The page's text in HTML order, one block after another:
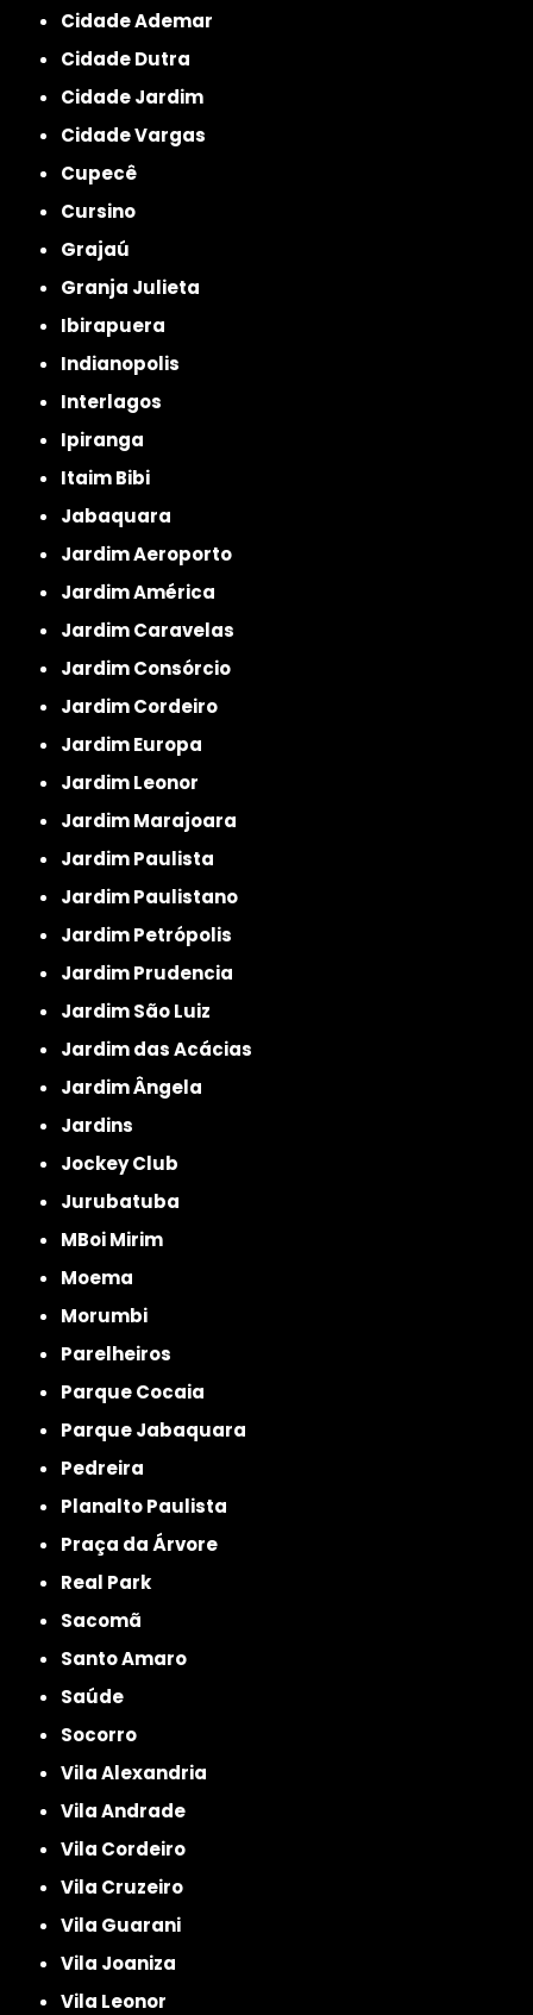
Cidade Ademar
Cidade Dutra
Cidade Jardim
Cidade Vargas
Cupecê
Cursino
Grajaú
Granja Julieta
Ibirapuera
Indianopolis
Interlagos
Ipiranga
Itaim Bibi
Jabaquara
Jardim Aeroporto
Jardim América
Jardim Caravelas
Jardim Consórcio
Jardim Cordeiro
Jardim Europa
Jardim Leonor
Jardim Marajoara
Jardim Paulista
Jardim Paulistano
Jardim Petrópolis
Jardim Prudencia
Jardim São Luiz
Jardim das Acácias
Jardim Ângela
Jardins
Jockey Club
Jurubatuba
MBoi Mirim
Moema
Morumbi
Parelheiros
Parque Cocaia
Parque Jabaquara
Pedreira
Planalto Paulista
Praça da Árvore
Real Park
Sacomã
Santo Amaro
Saúde
Socorro
Vila Alexandria
Vila Andrade
Vila Cordeiro
Vila Cruzeiro
Vila Guarani
Vila Joaniza
Vila Leonor